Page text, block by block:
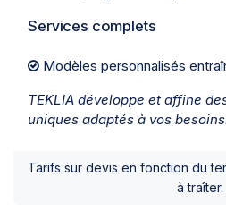
Services complets
Modèles personnalisés
TEKLIA développe et affine
uniques adaptés à vos
Tarifs sur devis en fonction du
à traîter.